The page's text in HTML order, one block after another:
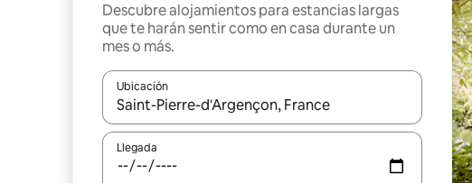
Descubre alojamientos para estancias largas
que te harán sentir como en casa durante un
mes o más.
Ubicación
Cuando los resultados estén disponibles, podrás navegar
Llegada